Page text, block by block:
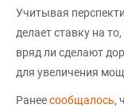
Учитывая
делает ставку на
вряд ли сделают
для увеличения
Ранеесообщалось,